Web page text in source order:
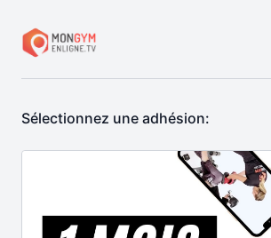
Sélectionnez une adhésion: